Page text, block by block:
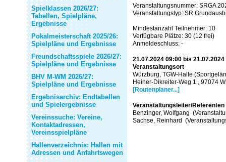
Spielklassen 2026/27:
Tabellen, Spielpläne,
Ergebnisse
Pokalmeisterschaft 2025/26:
Spielpläne und Ergebnisse
Freundschaftsspiele 2026/27:
Spielpläne und Ergebnisse
BHV M-WM 2026/27:
Spielpläne und Ergebnisse
Ergebnisarchiv: Endtabellen
und Spielergebnisse
Vereinssuche: Vereine,
Kontaktadressen,
Vereinsspielpläne
Hallenverzeichnis: Hallen mit
Adressen und Anfahrtswegen
Veranstaltungsnummer: SRGA
Veranstaltungstyp: SR
Mindestanzahl Teilnehmer: 10
Verfügbare Plätze: 30 (12 frei)
Anmeldeschluss: -
21.07.2024 09:00 bis
Veranstaltungsort
Würzburg, TGW-Halle
Heiner-Dikreiter-Weg 1 , 97074
[Routenplaner...]
Veranstaltungsleiter/Referenten
Benzinger, Wolfgang
Sachse, Reinhard